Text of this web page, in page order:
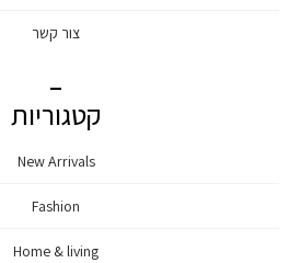
צור קשר
קטגוריות
New Arrivals
Fashion
Home & living